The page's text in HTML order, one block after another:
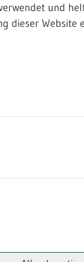
der
und
dieser Website